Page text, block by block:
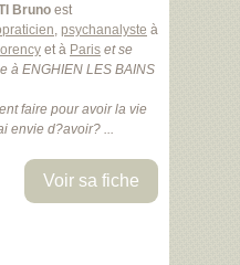
Bruno est
, psychanalyste à
et à Paris et se
à ENGHIEN LES BAINS
faire pour avoir la vie
envie d?avoir? ...
Voir sa fiche